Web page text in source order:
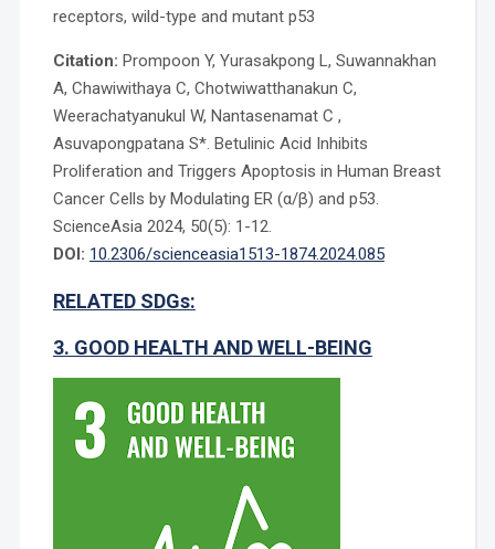
receptors, wild-type and mutant p53
Citation: Prompoon Y, Yurasakpong L, Suwannakhan
A, Chawiwithaya C, Chotwiwatthanakun C,
Weerachatyanukul W, Nantasenamat C ,
Asuvapongpatana S*. Betulinic Acid Inhibits
Proliferation and Triggers Apoptosis in Human Breast
Cancer Cells by Modulating ER (α/β) and p53.
ScienceAsia 2024, 50(5): 1-12.
DOI: 10.2306/scienceasia1513-1874.2024.085
RELATED SDGs:
3. GOOD HEALTH AND WELL-BEING